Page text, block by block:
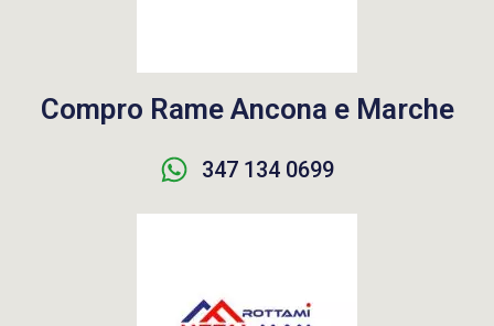
Compro Rame Ancona e Marche
347 134 0699